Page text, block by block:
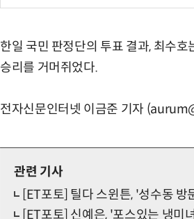
한일 국민 판정단의 투표 결과, 최수
승리를 거머쥐었다.
전자신문인터넷 이금준 기자
관련 기사
[ET포토] 틸다 스윈튼, '성수동 방
[ET포토] 신예은, '포스있는 냉미